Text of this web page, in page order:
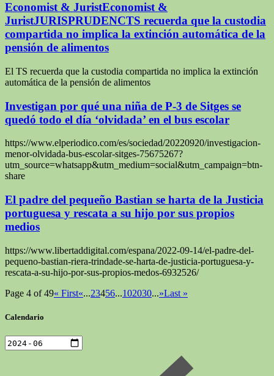
Economist & JuristEconomist &
JuristJURISPRUDENCTS recuerda que la custodia
compartida no implica la extinción automática de la
pensión de alimentos
El TS recuerda que la custodia compartida no implica la extinción
automática de la pensión de alimentos
Investigan por qué una niña de P-3 de Sitges se
quedó todo el día ‘olvidada’ en el bus escolar
https://www.elperiodico.com/es/sociedad/20220920/investigacion-
menor-olvidada-bus-escolar-sitges-75675267?
utm_source=whatsapp&utm_medium=social&utm_campaign=btn-
share
El padre del pequeño Bastian se harta de la Justicia
portuguesa y rescata a su hijo por sus propios
medios
https://www.libertaddigital.com/espana/2022-09-14/el-padre-del-
pequeno-bastian-riera-trindade-se-harta-de-justicia-portuguesa-y-
rescata-a-su-hijo-por-sus-propios-medos-6932526/
Page 4 of 49« First«...23456...102030...»Last »
Calendario